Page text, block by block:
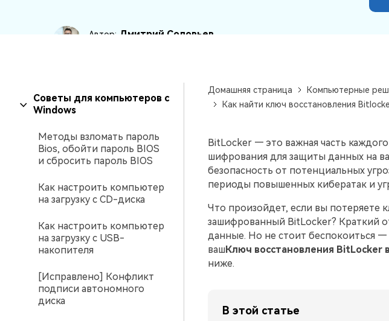
Автор: Дмитрий Соловьев
Советы для компьютеров с
Windows
Методы взломать пароль
Bios, обойти пароль BIOS
и сбросить пароль BIOS
Как настроить компьютер
на загрузку с CD-диска
Как настроить компьютер
на загрузку с USB-
накопителя
[Исправлено] Конфликт
подписи автономного
диска
Домашняя страница
Компьютерные
Как найти ключ восстановления
BitLocker — это важная часть
шифрования для защиты данных на
безопасность от потенциальных
периоды повышенных кибератак и
Что произойдет, если вы потеряете
зашифрованный BitLocker? Краткий
данные. Но не стоит беспокоиться
вашКлюч восстановления BitLocker
ниже.
В этой статье